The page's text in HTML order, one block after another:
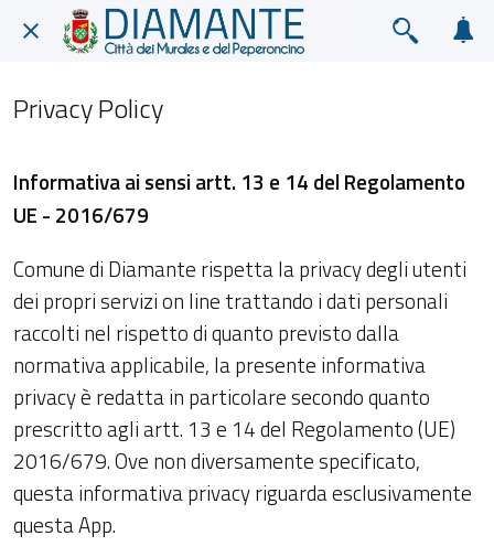
Privacy Policy
Informativa ai sensi artt. 13 e 14 del Regolamento
UE - 2016/679
Comune di Diamante rispetta la privacy degli utenti
dei propri servizi on line trattando i dati personali
raccolti nel rispetto di quanto previsto dalla
normativa applicabile, la presente informativa
privacy è redatta in particolare secondo quanto
prescritto agli artt. 13 e 14 del Regolamento (UE)
2016/679. Ove non diversamente specificato,
questa informativa privacy riguarda esclusivamente
questa App.